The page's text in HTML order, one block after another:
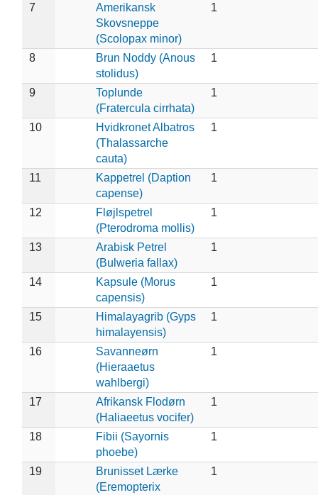
7
Amerikansk
Skovsneppe
(Scolopax minor)
1
8
Brun Noddy (Anous
stolidus)
1
9
Toplunde
(Fratercula cirrhata)
1
10
Hvidkronet Albatros
(Thalassarche
cauta)
1
11
Kappetrel (Daption
capense)
1
12
Fløjlspetrel
(Pterodroma mollis)
1
13
Arabisk Petrel
(Bulweria fallax)
1
14
Kapsule (Morus
capensis)
1
15
Himalayagrib (Gyps
himalayensis)
1
16
Savanneørn
(Hieraaetus
wahlbergi)
1
17
Afrikansk Flodørn
(Haliaeetus vocifer)
1
18
Fibii (Sayornis
phoebe)
1
19
Brunisset Lærke
(Eremopterix
1